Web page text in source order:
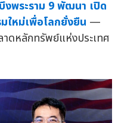
งพระราม 9 พัฒนา เปิด
ใหม่เพื่อโลกยั่งยืน —
ดหลักทรัพย์แห่งประเทศ